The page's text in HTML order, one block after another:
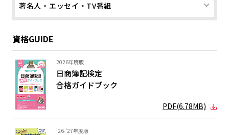
著名人・エッセイ・TV番組
資格GUIDE
2026年度版
日商簿記検定
合格ガイドブック
PDF(6.78MB)
'26-'27年度版